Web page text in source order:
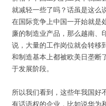
就减轻一些了吗？话虽是这么
在国际竞争上中国一开始就是
廉的制造业产品，那么越南、
说，大量的工作岗位就会转移
和制造基本上都被欧美日垄断
于发展阶段。
所以我们看到，这些年我国好
有话语权的企业，比如说华为